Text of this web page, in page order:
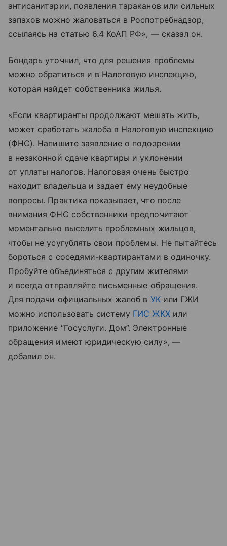
антисанитарии, появления тараканов или сильных
запахов можно жаловаться в Роспотребнадзор,
ссылаясь на статью 6.4 КоАП РФ», — сказал он.
Бондарь уточнил, что для решения проблемы
можно обратиться и в Налоговую инспекцию,
которая найдет собственника жилья.
«Если квартиранты продолжают мешать жить,
может сработать жалоба в Налоговую инспекцию
(ФНС). Напишите заявление о подозрении
в незаконной сдаче квартиры и уклонении
от уплаты налогов. Налоговая очень быстро
находит владельца и задает ему неудобные
вопросы. Практика показывает, что после
внимания ФНС собственники предпочитают
моментально выселить проблемных жильцов,
чтобы не усугублять свои проблемы. Не пытайтесь
бороться с соседями-квартирантами в одиночку.
Пробуйте объединяться с другим жителями
и всегда отправляйте письменные обращения.
Для подачи официальных жалоб в УКили ГЖИ
можно использовать систему ГИС ЖКХили
приложение “Госуслуги. Дом”. Электронные
обращения имеют юридическую силу», —
добавил он.